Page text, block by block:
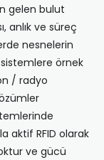
gelen bulut
anlık ve süreç
nesnelerin
örnek
/ radyo
aktif RFID olarak
ve gücü